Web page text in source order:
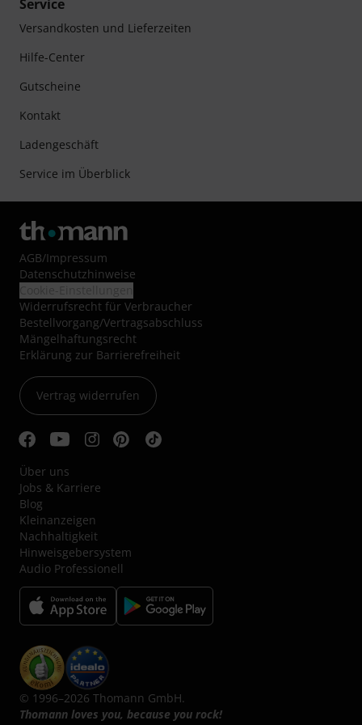
Service
Versandkosten und Lieferzeiten
Hilfe-Center
Gutscheine
Kontakt
Ladengeschäft
Service im Überblick
AGB/Impressum
Datenschutzhinweise
Widerrufsrecht für Verbraucher
Bestellvorgang/Vertragsabschluss
Mängelhaftungsrecht
Erklärung zur Barrierefreiheit
Vertrag widerrufen
Über uns
Jobs & Karriere
Blog
Kleinanzeigen
Nachhaltigkeit
Hinweisgebersystem
Audio Professionell
© 1996–2026 Thomann GmbH.
Thomann loves you, because you rock!